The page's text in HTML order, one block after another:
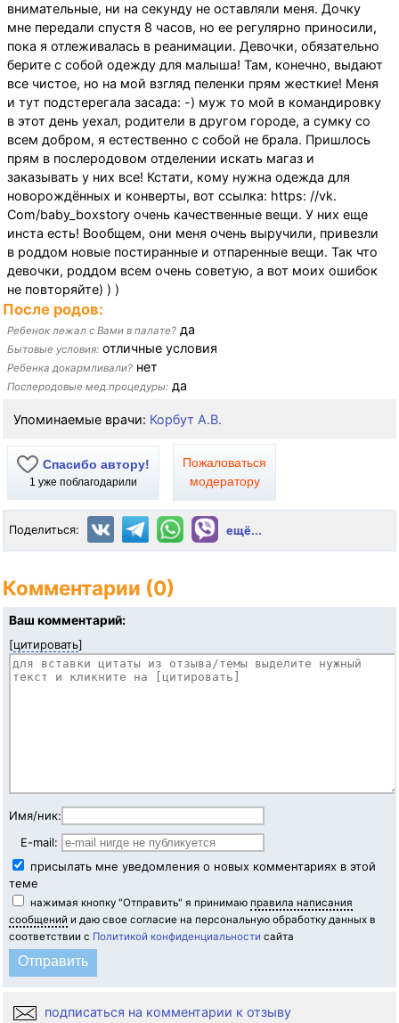
внимательные, ни на секунду не оставляли меня. Дочку
мне передали спустя 8 часов, но ее регулярно приносили,
пока я отлеживалась в реанимации. Девочки, обязательно
берите с собой одежду для малыша! Там, конечно, выдают
все чистое, но на мой взгляд пеленки прям жесткие! Меня
и тут подстерегала засада: -) муж то мой в командировку
в этот день уехал, родители в другом городе, а сумку со
всем добром, я естественно с собой не брала. Пришлось
прям в послеродовом отделении искать магаз и
заказывать у них все! Кстати, кому нужна одежда для
новорождённых и конверты, вот ссылка: https: //vk.
Com/baby_boxstory очень качественные вещи. У них еще
инста есть! Вообщем, они меня очень выручили, привезли
в роддом новые постиранные и отпаренные вещи. Так что
девочки, роддом всем очень советую, а вот моих ошибок
не повторяйте) ) )
После родов:
Ребенок лежал с Вами в палате? да
Бытовые условия: отличные условия
Ребенка докармливали? нет
Послеродовые мед.процедуры: да
Упоминаемые врачи: Корбут А.В.
Спасибо автору!
1 уже поблагодарили
Пожаловаться
модератору
Поделиться: ещё...
Комментарии (0)
Ваш комментарий:
[цитировать]
Имя/ник:
E-mail:
присылать мне уведомления о новых комментариях в этой
теме
нажимая кнопку "Отправить" я принимаю правила написания
сообщений и даю свое согласие на персональную обработку данных в
соответствии с Политикой конфиденциальности сайта
подписаться на комментарии к отзыву